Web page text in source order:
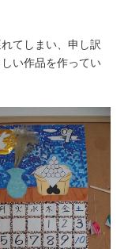
てしまい、申し訳
い作品を作ってい